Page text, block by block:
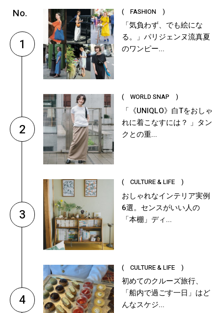
1
( FASHION )
「気負わず、でも絵にな
る。」パリジェンヌ流真夏
のワンピー...
2
( WORLD SNAP )
「《UNIQLO》白Tをおしゃ
れに着こなすには？ 」タン
クとの重...
3
( CULTURE & LIFE )
おしゃれなインテリア実例
6選。センスがいい人の
「本棚」ディ...
4
( CULTURE & LIFE )
初めてのクルーズ旅行、
「船内で過ごす一日」はど
んなスケジ...